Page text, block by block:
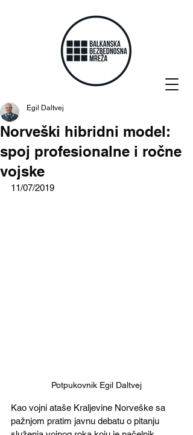
Norveški hibridni model:
spoj profesionalne i ročne
vojske
Egil Daltvej
11/07/2019
Potpukovnik Egil Daltvej
Kao vojni ataše Kraljevine Norveške sa
pažnjom pratim javnu debatu o pitanju